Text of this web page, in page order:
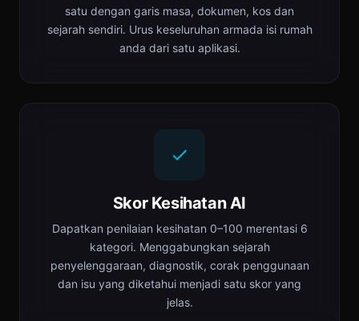
satu dengan garis masa, dokumen, kos dan
sejarah sendiri. Urus keseluruhan armada isi rumah
anda dari satu aplikasi.
Skor Kesihatan AI
Dapatkan penilaian kesihatan 0–100 merentasi 6
kategori. Menggabungkan sejarah
penyelenggaraan, diagnostik, corak penggunaan
dan isu yang diketahui menjadi satu skor yang
jelas.